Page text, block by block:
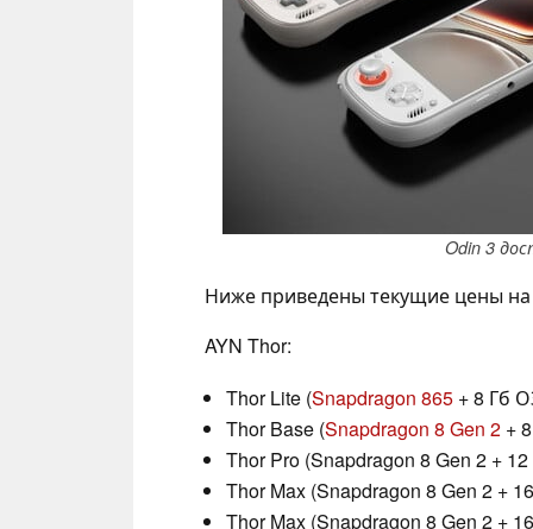
Odin 3
Ниже приведены текущие цены
AYN Thor:
Thor Lite (Snapdragon 865 + 8 Гб
Thor Base (Snapdragon 8 Gen 2 +
Thor Pro (Snapdragon 8 Gen 2 +
Thor Max (Snapdragon 8 Gen 2 +
Thor Max (Snapdragon 8 Gen 2 +